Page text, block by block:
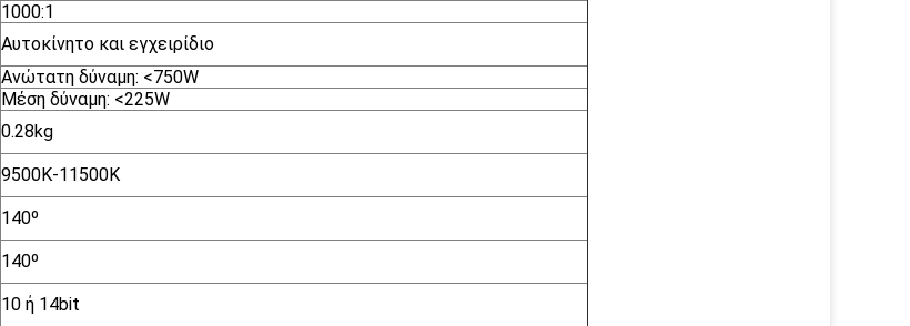
1000:1
Αυτοκίνητο και εγχειρίδιο
Ανώτατη δύναμη: <750W
Μέση δύναμη: <225W
0.28kg
9500K-11500K
140º
140º
10 ή 14bit